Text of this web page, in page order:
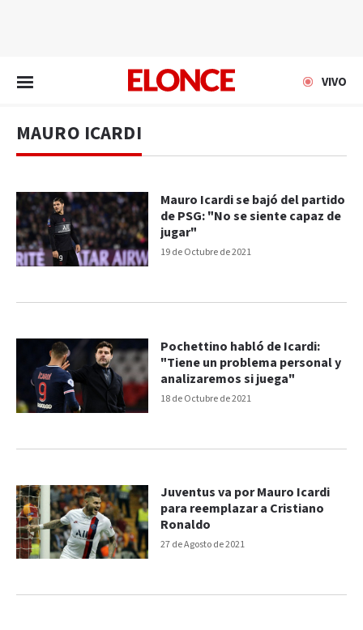
VIVO
MAURO ICARDI
19 de Octubre de 2021
Mauro Icardi se bajó del partido
de PSG: "No se siente capaz de
jugar"
18 de Octubre de 2021
Pochettino habló de Icardi:
"Tiene un problema personal y
analizaremos si juega"
27 de Agosto de 2021
Juventus va por Mauro Icardi
para reemplazar a Cristiano
Ronaldo